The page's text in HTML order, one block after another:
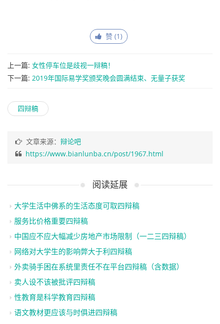
赞 (1)
上一篇: 女性停车位是歧视一辩稿！
下一篇: 2019年国际易学奖颁奖晚会圆满结束、无量子获奖
四辩稿
文章来源： 辩论吧
https://www.bianlunba.cn/post/1967.html
阅读延展
大学生活中佛系的生活态度可取四辩稿
服务比价格重要四辩稿
中国应不应大幅减少房地产市场限制（一二三四辩稿）
网络对大学生的影响弊大于利四辩稿
外卖骑手困在系统里责任不在平台四辩稿（含数据）
卖人设不该被批评四辩稿
性教育是科学教育四辩稿
语文教材更应该与时俱进四辩稿